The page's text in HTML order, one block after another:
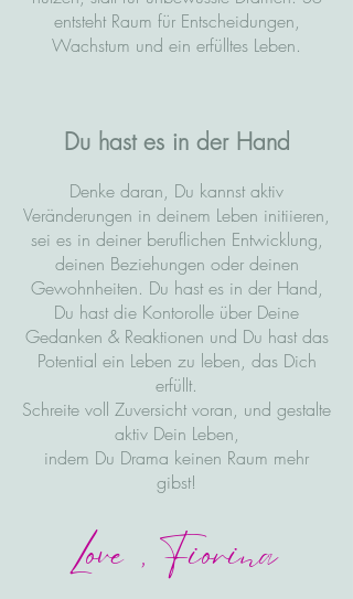
entsteht Raum für Entscheidungen,
Wachstum und ein erfülltes Leben.
Du hast es in der Hand
Denke daran, Du kannst aktiv
Veränderungen in deinem Leben initiieren,
sei es in deiner beruflichen Entwicklung,
deinen Beziehungen oder deinen
Gewohnheiten. Du hast es in der Hand,
Du hast die Kontorolle über Deine
Gedanken & Reaktionen und Du hast das
Potential ein Leben zu leben, das Dich
erfüllt.
Schreite voll Zuversicht voran, und gestalte
aktiv Dein Leben,
indem Du Drama keinen Raum mehr
gibst!
Love, Fiorina